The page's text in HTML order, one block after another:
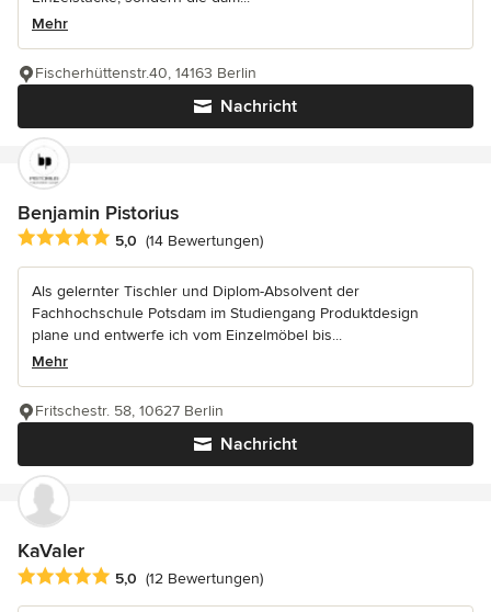
Mehr
Nachricht
Fischerhüttenstr.40, 14163 Berlin
Benjamin Pistorius
Durchschnittliche Bewertung: 5 von 5 Sternen
5,0 (14 Bewertungen)
Als gelernter Tischler und Diplom-Absolvent der
Fachhochschule Potsdam im Studiengang Produktdesign
plane und entwerfe ich vom Einzelmöbel bis...
Mehr
Nachricht
Fritschestr. 58, 10627 Berlin
KaValer
Durchschnittliche Bewertung: 5 von 5 Sternen
5,0 (12 Bewertungen)